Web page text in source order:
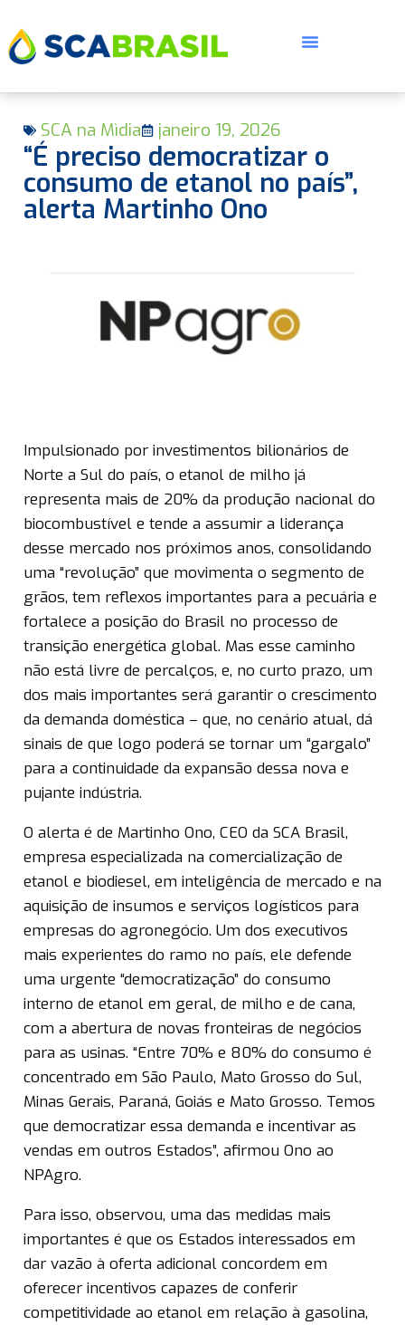
SCA na Mìdia janeiro 19, 2026
“É preciso democratizar o
consumo de etanol no país”,
alerta Martinho Ono
Impulsionado por investimentos bilionários de
Norte a Sul do país, o etanol de milho já
representa mais de 20% da produção nacional do
biocombustível e tende a assumir a liderança
desse mercado nos próximos anos, consolidando
uma “revolução” que movimenta o segmento de
grãos, tem reflexos importantes para a pecuária e
fortalece a posição do Brasil no processo de
transição energética global. Mas esse caminho
não está livre de percalços, e, no curto prazo, um
dos mais importantes será garantir o crescimento
da demanda doméstica – que, no cenário atual, dá
sinais de que logo poderá se tornar um “gargalo”
para a continuidade da expansão dessa nova e
pujante indústria.
O alerta é de Martinho Ono, CEO da SCA Brasil,
empresa especializada na comercialização de
etanol e biodiesel, em inteligência de mercado e na
aquisição de insumos e serviços logísticos para
empresas do agronegócio. Um dos executivos
mais experientes do ramo no país, ele defende
uma urgente “democratização” do consumo
interno de etanol em geral, de milho e de cana,
com a abertura de novas fronteiras de negócios
para as usinas. “Entre 70% e 80% do consumo é
concentrado em São Paulo, Mato Grosso do Sul,
Minas Gerais, Paraná, Goiás e Mato Grosso. Temos
que democratizar essa demanda e incentivar as
vendas em outros Estados”, afirmou Ono ao
NPAgro.
Para isso, observou, uma das medidas mais
importantes é que os Estados interessados em
dar vazão à oferta adicional concordem em
oferecer incentivos capazes de conferir
competitividade ao etanol em relação à gasolina,